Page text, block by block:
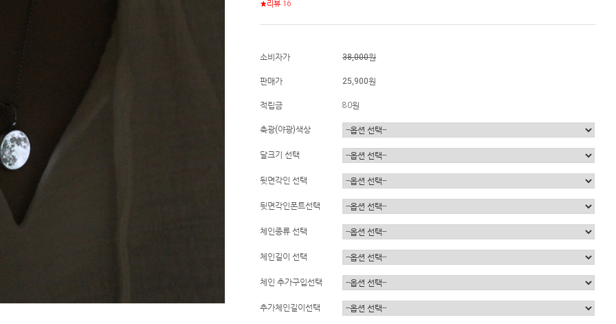
★리뷰 16
소비자가 38,000원
판매가 25,900원
적립금 80원
축광(야광)색상
달크기 선택
뒷면각인 선택
뒷면각인폰트선택
체인종류 선택
체인길이 선택
체인 추가구입선택
추가체인길이선택